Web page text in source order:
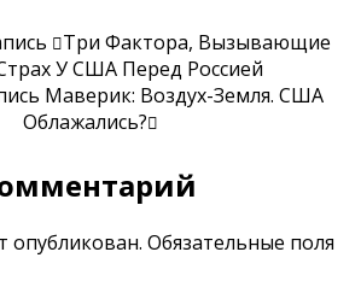
Три Фактора, Вызывающие
У США Перед Россией
Маверик: Воздух-Земля. США
Облажались?
опубликован. Обязательные поля